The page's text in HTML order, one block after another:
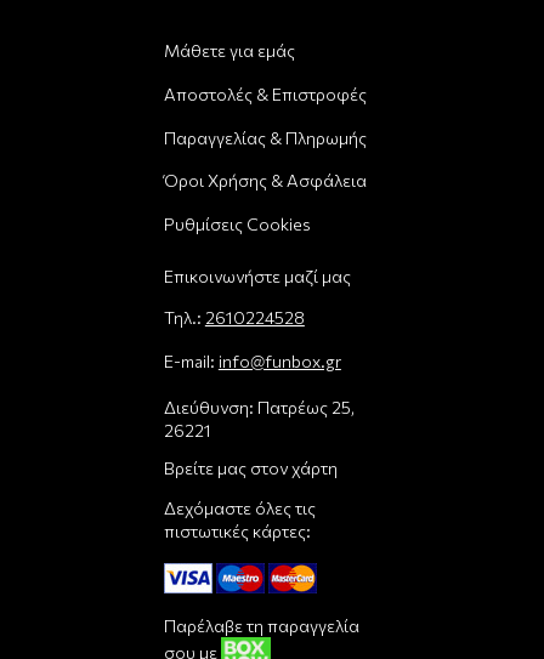
Μάθετε για εμάς
Αποστολές & Επιστροφές
Παραγγελίας & Πληρωμής
Όροι Χρήσης & Ασφάλεια
Ρυθμίσεις Cookies
Επικοινωνήστε μαζί μας
Τηλ.: 2610224528
E-mail: info@funbox.gr
Διεύθυνση: Πατρέως 25,
26221
Βρείτε μας στον χάρτη
Δεχόμαστε όλες τις
πιστωτικές κάρτες:
Παρέλαβε τη παραγγελία
σου με